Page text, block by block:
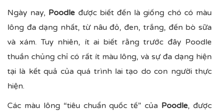
Ngày nay, Poodle được biết đến là giống chó có màu
lông đa dạng nhất, từ nâu đỏ, đen, trắng, đến bò sữa
và xám. Tuy nhiên, ít ai biết rằng trước đây Poodle
thuần chủng chỉ có rất ít màu lông, và sự đa dạng hiện
tại là kết quả của quá trình lai tạo do con người thực
hiện.
Các màu lông “tiêu chuẩn quốc tế” của Poodle, được